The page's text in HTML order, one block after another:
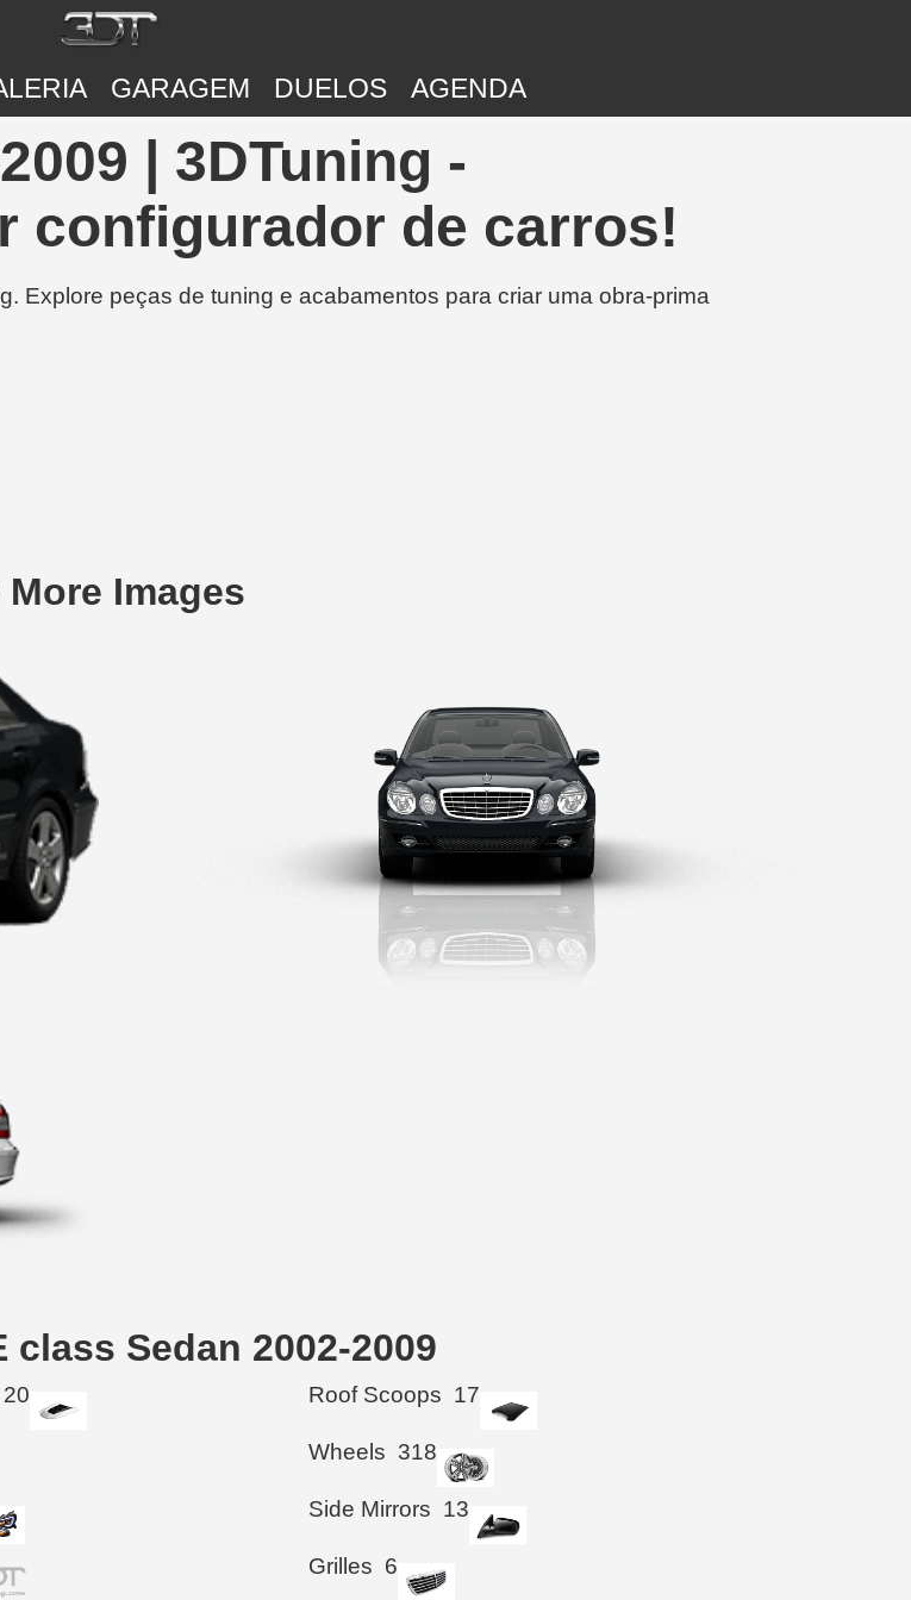
GARAGEM DUELOS AGENDA
| 3DTuning -
configurador de carros!
Explore peças de tuning e acabamentos para criar uma obra-prima
Images
Sedan 2002-2009
20 Roof Scoops 17
Wheels 318
Side Mirrors 13
Grilles 6